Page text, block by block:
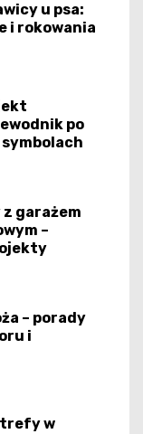
u psa:
i rokowania
po
garażem
–
– porady
i
w